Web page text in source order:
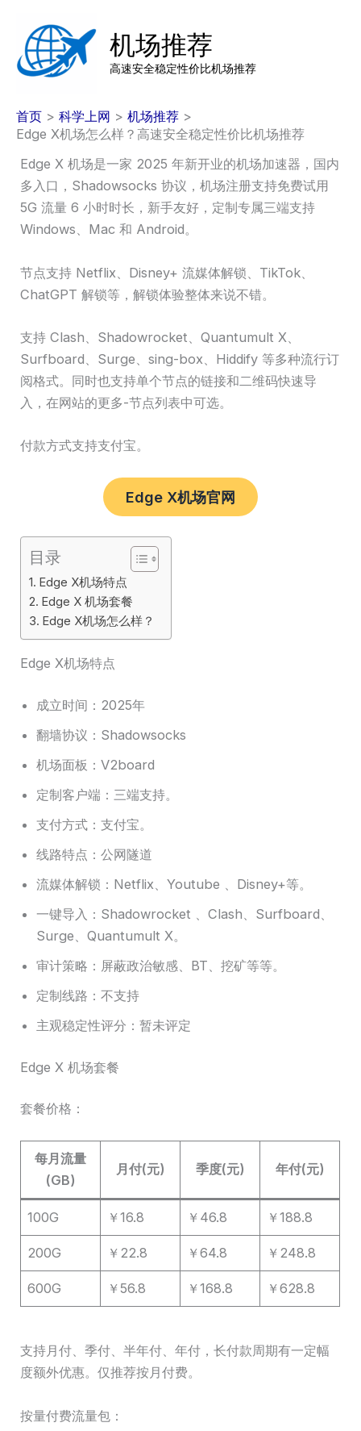
机场推荐
高速安全稳定性价比机场推荐
首页 科学上网
机场推荐
Edge X机场怎么样？高速安全稳定性价比机场推荐
Edge X 机场是一家 2025 年新开业的机场加速器，国内
多入口，Shadowsocks 协议，机场注册支持免费试用
5G 流量 6 小时时长，新手友好，定制专属三端支持
Windows、Mac 和 Android。
节点支持 Netflix、Disney+ 流媒体解锁、TikTok、
ChatGPT 解锁等，解锁体验整体来说不错。
支持 Clash、Shadowrocket、Quantumult X、
Surfboard、Surge、sing-box、Hiddify 等多种流行订
阅格式。同时也支持单个节点的链接和二维码快速导
入，在网站的更多-节点列表中可选。
付款方式支持支付宝。
Edge X机场官网
目录
Edge X机场特点
Edge X 机场套餐
Edge X机场怎么样？
Edge X机场特点
成立时间：2025年
翻墙协议：Shadowsocks
机场面板：V2board
定制客户端：三端支持。
支付方式：支付宝。
线路特点：公网隧道
流媒体解锁：Netflix、Youtube 、Disney+等。
一键导入：Shadowrocket 、Clash、Surfboard、
Surge、Quantumult X。
审计策略：屏蔽政治敏感、BT、挖矿等等。
定制线路：不支持
主观稳定性评分：暂未评定
Edge X 机场套餐
套餐价格：
每月流量
(GB)
月付(元) 季度(元) 年付(元)
100G ￥16.8 ￥46.8 ￥188.8
200G ￥22.8 ￥64.8 ￥248.8
600G ￥56.8 ￥168.8 ￥628.8
支持月付、季付、半年付、年付，长付款周期有一定幅
度额外优惠。仅推荐按月付费。
按量付费流量包：